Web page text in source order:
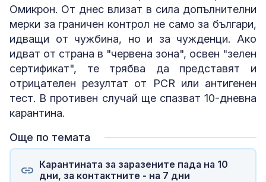
Омикрон. От днес влизат в сила допълнителни
мерки за граничен контрол не само за българи,
идващи от чужбина, но и за чужденци. Ако
идват от страна в "червена зона", освен "зелен
сертификат", те трябва да представят и
отрицателен резултат от PCR или антигенен
тест. В противен случай ще спазват 10-дневна
карантина.
Още по темата
Карантината за заразените пада на 10
дни, за контактните - на 7 дни